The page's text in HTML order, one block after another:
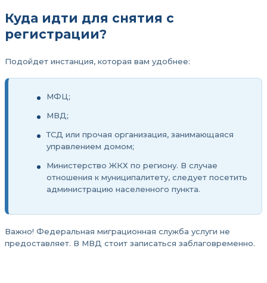
Куда идти для снятия с
регистрации?
Подойдет инстанция, которая вам удобнее:
МФЦ;
МВД;
ТСД или прочая организация, занимающаяся
управлением домом;
Министерство ЖКХ по региону. В случае
отношения к муниципалитету, следует посетить
администрацию населенного пункта.
Важно! Федеральная миграционная служба услуги не
предоставляет. В МВД стоит записаться заблаговременно.